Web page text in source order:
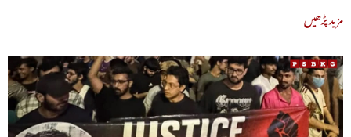
مزید پڑھیں